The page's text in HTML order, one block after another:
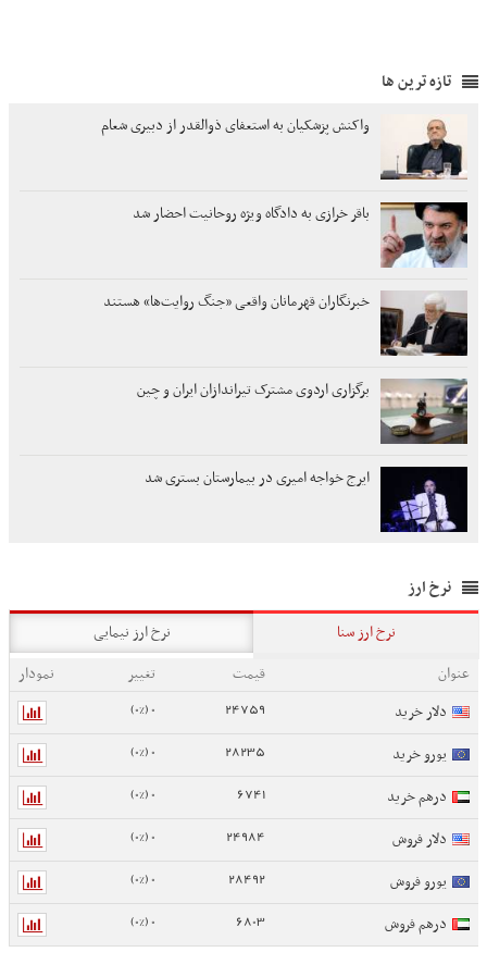
تازه ترین ها
واکنش پزشکیان به استعفای ذوالقدر از دبیری شعام
باقر خرازی به دادگاه ویژه روحانیت احضار شد
خبرنگاران قهرمانان واقعی «جنگ روایت‌ها» هستند
برگزاری اردوی مشترک تیراندازان ایران و چین
ایرج خواجه امیری در بیمارستان بستری شد
نرخ ارز
نرخ ارز سنا
نرخ ارز نیمایی
عنوان
قیمت تغییر
نمودار
دلار خرید
24759
0 (0%)
یورو خرید 28235
0 (0%)
درهم خرید 6741
0 (0%)
دلار فروش 24984
0 (0%)
یورو فروش 28492
0 (0%)
درهم فروش 6803
0 (0%)